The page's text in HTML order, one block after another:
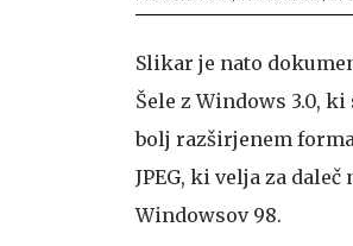
Slikar je nato
Šele z Windows 3.0,
bolj razširjenem
JPEG, ki velja za
Windowsov 98.